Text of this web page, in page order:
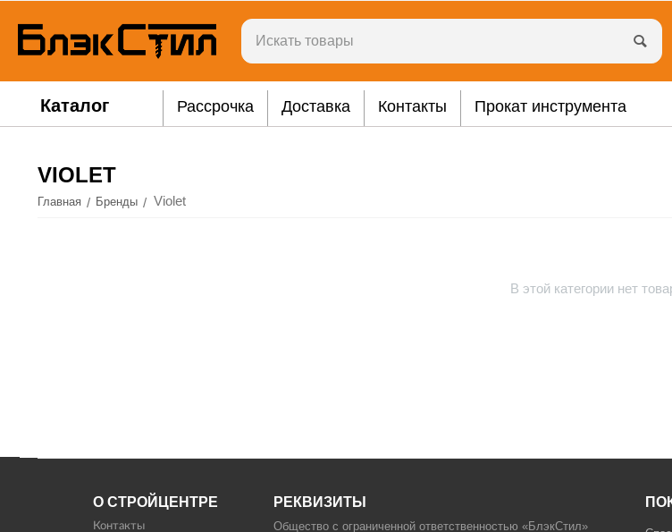
Каталог Рассрочка Доставка Контакты Прокат инструмента
VIOLET
Главная / Бренды / Violet
В этой категории нет
О СТРОЙЦЕНТРЕ
Контакты
РЕКВИЗИТЫ
Общество с ограниченной ответственностью «БлэкСтил»